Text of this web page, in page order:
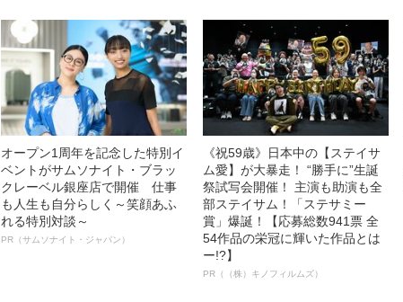
オープン1周年を記念した特別イ
ベントがサムソナイト・ブラッ
クレーベル銀座店で開催 仕事
も人生も自分らしく～笑顔あふ
れる特別対談～
PR（サムソナイト・ジャパン）
《祝59歳》日本中の【ステイサ
ム愛】が大暴走！ “勝手に”生誕
祭試写会開催！ 主演も助演も全
部ステイサム！「ステサミー
賞」爆誕！【応募総数941票 全
54作品の栄冠に輝いた作品とは
ー!?】
PR（（株）キノフィルムズ）